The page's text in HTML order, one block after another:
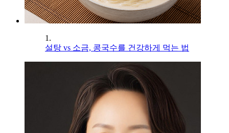
1.
설탕 vs 소금, 콩국수를 건강하게 먹는 법